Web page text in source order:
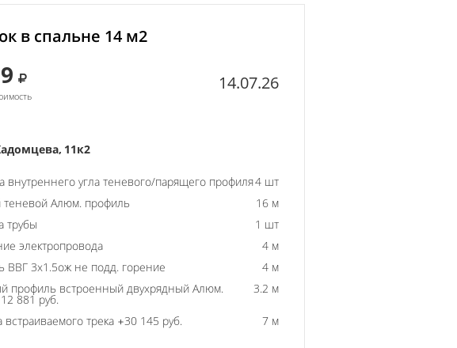
в спальне 14 м2
14.07.26
11к2
внутреннего угла теневого/парящего профиля4 шт
теневой Алюм. профиль
16 м
трубы
1 шт
электропровода
4 м
ВВГ 3х1.5ож не подд. горение
4 м
профиль встроенный двухрядный Алюм.
881 руб.
3.2 м
встраиваемого трека +30 145 руб. 7 м